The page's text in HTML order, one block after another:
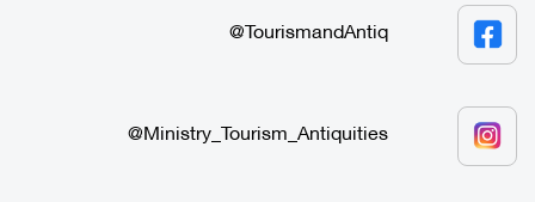
TourismandAntiq@
Ministry_Tourism_Antiquities@